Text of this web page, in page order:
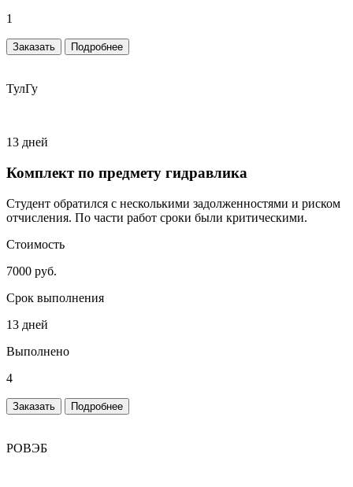
1
Заказать Подробнее
ТулГу
13 дней
Комплект по предмету гидравлика
Студент обратился с несколькими задолженностями и риском
отчисления. По части работ сроки были критическими.
Стоимость
7000 руб.
Срок выполнения
13 дней
Выполнено
4
Заказать Подробнее
РОВЭБ